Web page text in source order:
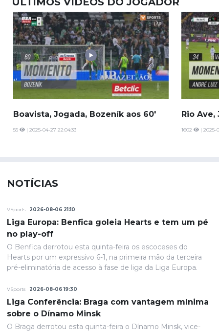
Boavista, Jogada, Bozeník aos 60'
55 | 2025-04-27 22:04:33
Rio
1602 | 2025-
NOTÍCIAS
VSports 2026-08-06 21:10
Liga Europa: Benfica goleia Hearts e tem um pé
no play-off
O Benfica derrotou esta quinta-feira os escoceses do
Hearts por um expressivo 6-1, na primeira mão da terceira
pré-eliminatória de acesso à fase de liga da Liga Europa.
VSports 2026-08-06 19:30
Liga Conferência: Braga com vantagem mínima
sobre o Dínamo Minsk
O Braga derrotou esta quinta-feira o Dínamo Minsk, vice-